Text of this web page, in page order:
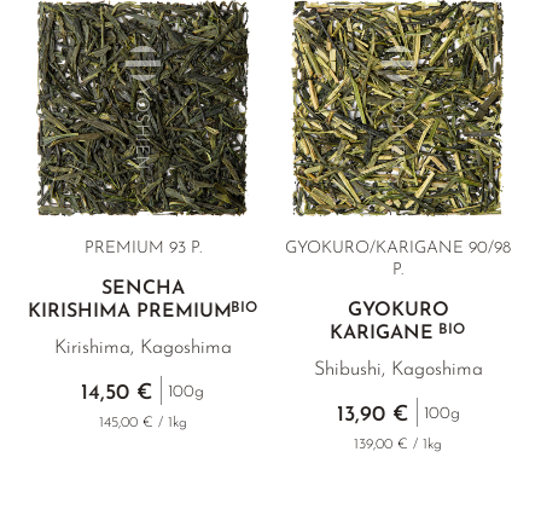
PREMIUM 93 P.
SENCHA
KIRISHIMA PREMIUM BIO
Kirishima, Kagoshima
14,50 € 100g
145,00 € / 1kg
GYOKURO/KARIGANE 90/98
P.
GYOKURO
KARIGANEBIO
Shibushi, Kagoshima
13,90 € 100g
139,00 € / 1kg